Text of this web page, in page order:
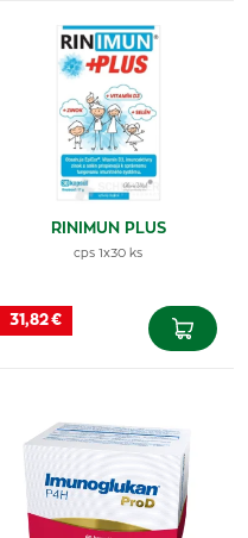
RINIMUN PLUS
cps 1x30 ks
31,82 €